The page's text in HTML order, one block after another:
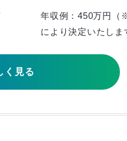
年収例：450万円（
により決定いたし
く見る